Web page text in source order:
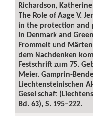
Richardson,
The Role of Aage V.
in the protection and
in Denmark and
Frommelt und Märten
dem Nachdenken
Festschrift zum 75.
Meier. Gamprin-
Liechtensteinischen
Gesellschaft
Bd. 63), S. 195–222.